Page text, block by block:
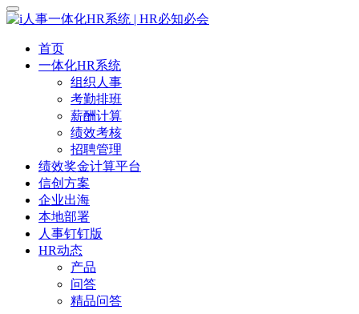
首页
一体化HR系统
组织人事
考勤排班
薪酬计算
绩效考核
招聘管理
绩效奖金计算平台
信创方案
企业出海
本地部署
人事钉钉版
HR动态
产品
问答
精品问答